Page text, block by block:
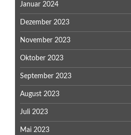
Januar 2024
Dezember 2023
November 2023
Oktober 2023
September 2023
August 2023
Juli 2023
Mai 2023